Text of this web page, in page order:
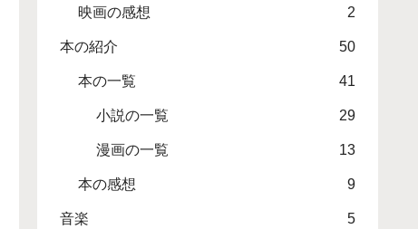
映画の感想 2
本の紹介 50
本の一覧 41
小説の一覧 29
漫画の一覧 13
本の感想 9
音楽 5